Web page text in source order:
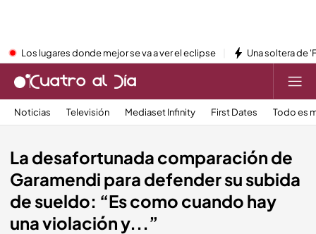
Los lugares donde mejor se va a ver el eclipse Una soltera de
Noticias Televisión Mediaset Infinity First Dates Todo es
La desafortunada comparación de
Garamendi para defender su subida
de sueldo: “Es como cuando hay
una violación y...”